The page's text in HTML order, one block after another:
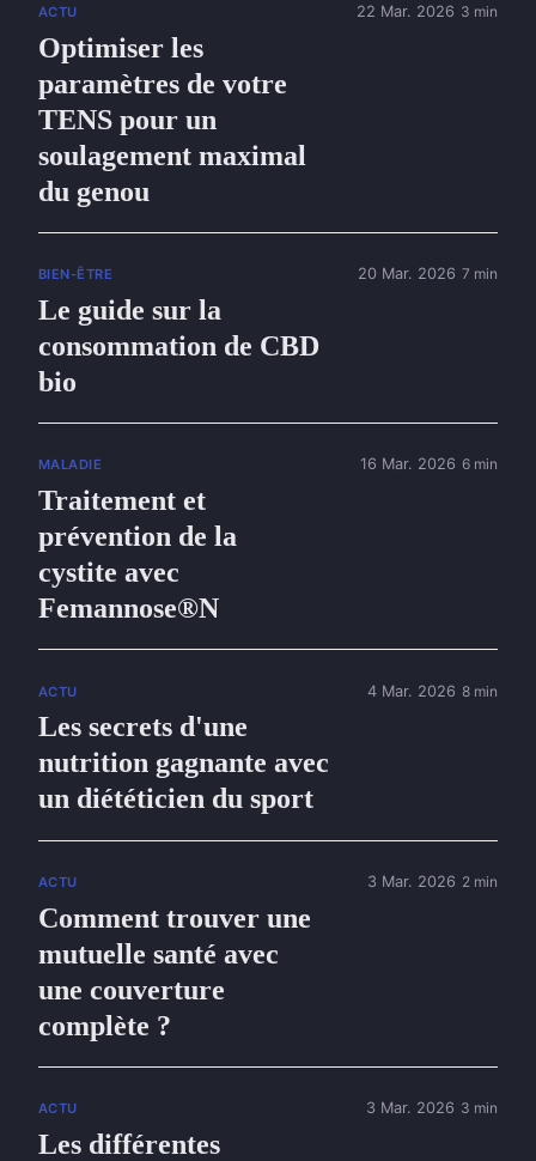
ACTU
Optimiser les
paramètres de votre
TENS pour un
soulagement maximal
du genou
22 Mar. 2026 3 min
BIEN-ÊTRE
Le guide sur la
consommation de CBD
bio
20 Mar. 2026 7 min
MALADIE
Traitement et
prévention de la
cystite avec
Femannose®N
16 Mar. 2026 6 min
ACTU
Les secrets d'une
nutrition gagnante avec
un diététicien du sport
4 Mar. 2026 8 min
ACTU
Comment trouver une
mutuelle santé avec
une couverture
complète ?
3 Mar. 2026 2 min
ACTU
Les différentes
3 Mar. 2026 3 min